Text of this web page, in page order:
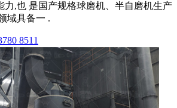
力,也 是国产规格球磨机、半自磨机生产
域具备一 .
8511